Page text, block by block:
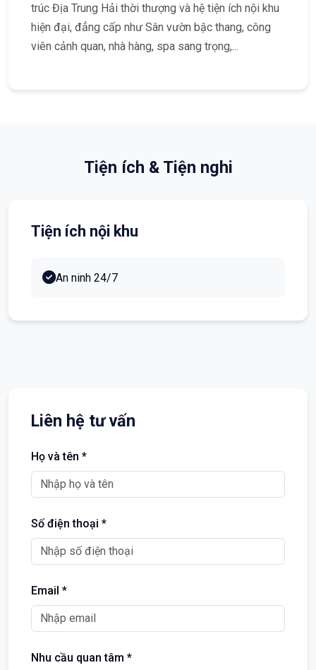
trúc Địa Trung Hải thời thượng và hệ tiện ích nội khu
hiện đại, đẳng cấp như Sân vườn bậc thang, công
viên cảnh quan, nhà hàng, spa sang trọng,...
Tiện ích & Tiện nghi
Tiện ích nội khu
An ninh 24/7
Liên hệ tư vấn
Họ và tên *
Số điện thoại *
Email *
Nhu cầu quan tâm *